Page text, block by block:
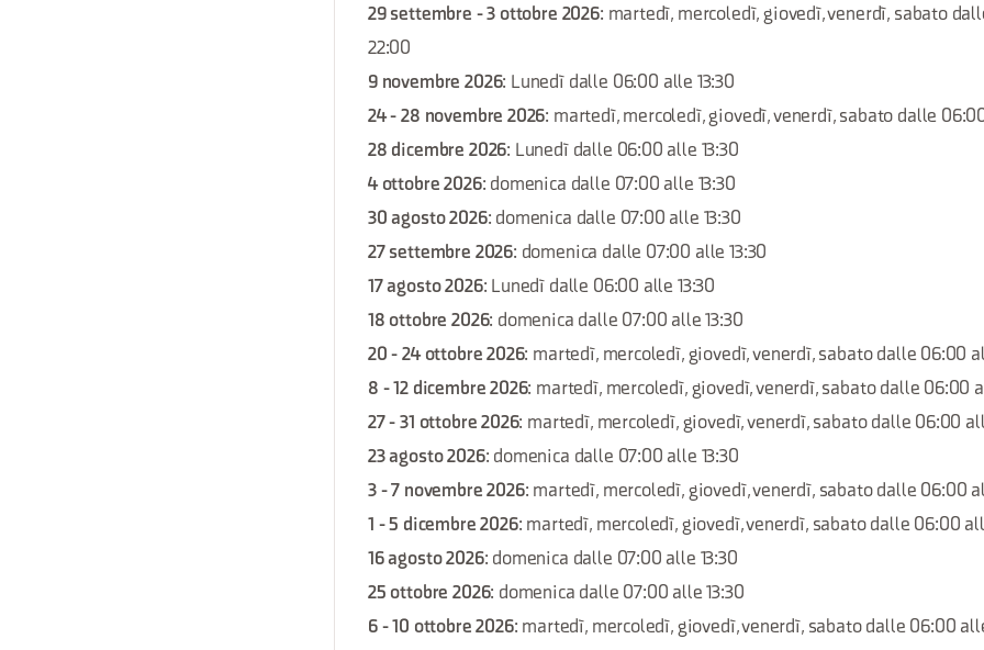
29 settembre - 3 ottobre 2026: martedì, mercoledì, giovedì, venerdì, sabato
22:00
9 novembre 2026: Lunedì dalle 06:00 alle 13:30
24 - 28 novembre 2026: martedì, mercoledì, giovedì, venerdì, sabato dalle
28 dicembre 2026: Lunedì dalle 06:00 alle 13:30
4 ottobre 2026: domenica dalle 07:00 alle 13:30
30 agosto 2026: domenica dalle 07:00 alle 13:30
27 settembre 2026: domenica dalle 07:00 alle 13:30
17 agosto 2026: Lunedì dalle 06:00 alle 13:30
18 ottobre 2026: domenica dalle 07:00 alle 13:30
20 - 24 ottobre 2026: martedì, mercoledì, giovedì, venerdì, sabato dalle 06:00
8 - 12 dicembre 2026: martedì, mercoledì, giovedì, venerdì, sabato dalle 06:00
27 - 31 ottobre 2026: martedì, mercoledì, giovedì, venerdì, sabato dalle 06:00
23 agosto 2026: domenica dalle 07:00 alle 13:30
3 - 7 novembre 2026: martedì, mercoledì, giovedì, venerdì, sabato dalle 06:00
1 - 5 dicembre 2026: martedì, mercoledì, giovedì, venerdì, sabato dalle 06:00
16 agosto 2026: domenica dalle 07:00 alle 13:30
25 ottobre 2026: domenica dalle 07:00 alle 13:30
6 - 10 ottobre 2026: martedì, mercoledì, giovedì, venerdì, sabato dalle 06:00